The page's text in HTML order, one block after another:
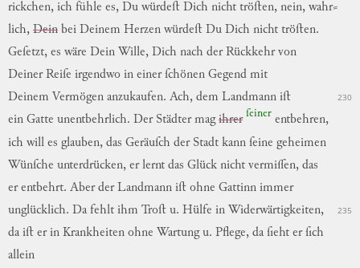
rickchen, ich fühle es, Du würdeſt Dich nicht tröſten, nein, wahr⸗
lich, Dein bei Deinem Herzen würdeſt Du Dich nicht tröſten.
Geſetzt, es wäre Dein Wille, Dich nach der Rückkehr von
Deiner Reiſe irgendwo in einer ſchönen Gegend mit
Deinem Vermögen anzukaufen. Ach, dem Landmann iſt 230
ein Gatte unentbehrlich. Der Städter magihrer ſeiner entbehren,
ich will es glauben, das Geräuſch der Stadt kann ſeine geheimen
Wünſche unterdrücken, er lernt das Glück nicht vermiſſen, das
er entbehrt. Aber der Landmann iſt ohne Gattinn immer
unglücklich. Da fehlt ihm Troſt u. Hülfe in Widerwärtigkeiten, 235
da iſt er in Krankheiten ohne Wartung u. Pflege, da ſieht er ſich
allein